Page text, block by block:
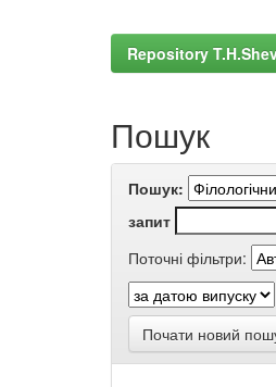
Repository
Пошук
Пошук:
запит
Поточні фільтри:
Почати новий